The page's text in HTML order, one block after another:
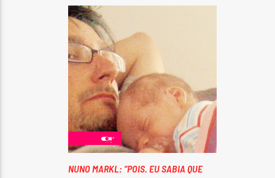
NUNO MARKL: “POIS. EU SABIA QUE